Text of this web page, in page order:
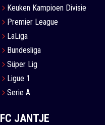
Keuken Kampioen Divisie
Premier League
LaLiga
Bundesliga
Süper Lig
Ligue 1
Serie A
FC JANTJE